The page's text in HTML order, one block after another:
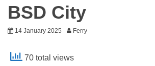
BSD City
14 January 2025 Ferry
70 total views